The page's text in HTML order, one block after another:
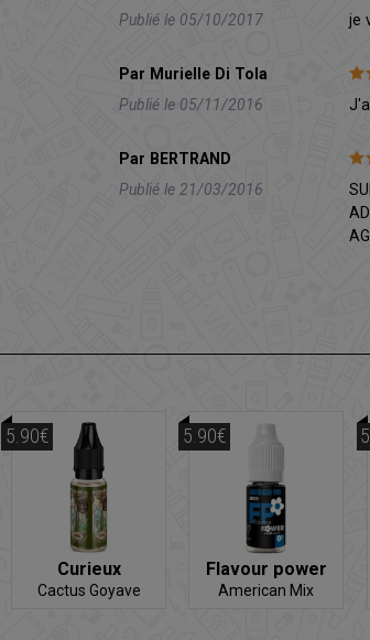
Publié le 05/10/2017
je
Par Murielle Di Tola
Publié le 05/11/2016
Par BERTRAND
Publié le 21/03/2016
Curieux
Cactus Goyave
5.90€
Flavour power
American Mix
5.90€